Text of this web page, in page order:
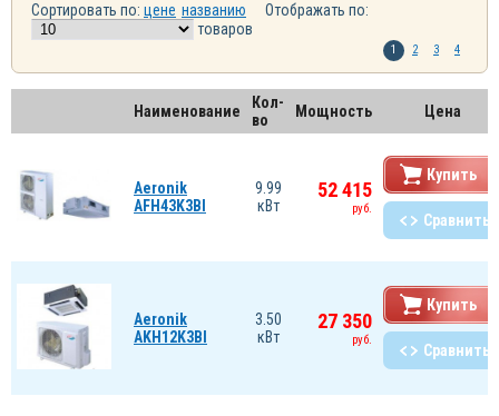
Сортировать по: цене названию
Отображать по:
товаров
1 2 3 4
Наименование
Кол-
во
Мощность Цена
Aeronik
AFH43K3BI
9.99
кВт
52 415
руб.
Купить
Сравнить
Aeronik
AKH12K3BI
3.50
кВт
27 350
руб.
Купить
Сравнить